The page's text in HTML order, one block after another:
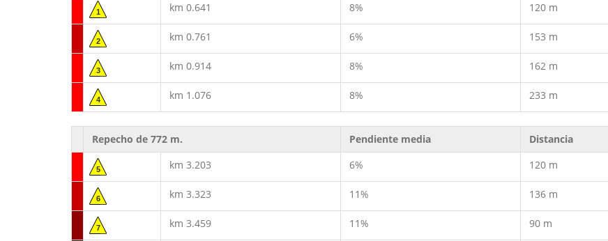
1 km 0.641 8% 120 m
2 km 0.761 6% 153 m
3 km 0.914 8% 162 m
4 km 1.076 8% 233 m
Repecho de 772 m. Pendiente media Distancia
5 km 3.203 6% 120 m
6 km 3.323 11% 136 m
7 km 3.459 11% 90 m